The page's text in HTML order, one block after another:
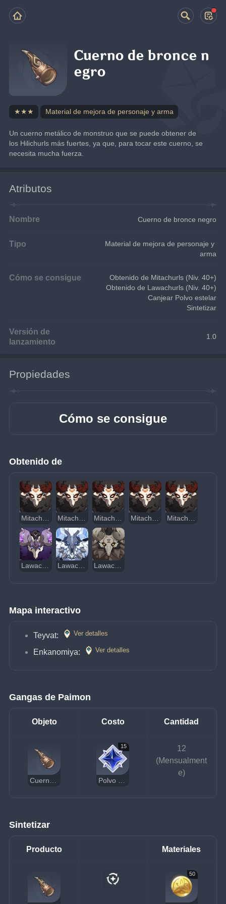
Cuerno de bronce n
egro
★★★ Material de mejora de personaje y arma
Un cuerno metálico de monstruo que se puede obtener de
los Hilichurls más fuertes, ya que, para tocar este cuerno, se
necesita mucha fuerza.
Atributos
Nombre Cuerno de bronce negro
Tipo
Material de mejora de personaje y
arma
Cómo se consigue
Obtenido de Mitachurls (Niv. 40+)
Obtenido de Lawachurls (Niv. 40+)
Canjear Polvo estelar
Sintetizar
Versión de
lanzamiento
1.0
Propiedades
Cómo se consigue
Obtenido de
Lawachurl Electroyelmo Lawachurl Brazo Helado Lawachurl Acorazado
Mapa interactivo
Teyvat: Ver detalles
Enkanomiya: Ver detalles
Gangas de Paimon
Objeto Costo Cantidad
15
12
(Mensualment
e)
Sintetizar
Producto Materiales
50